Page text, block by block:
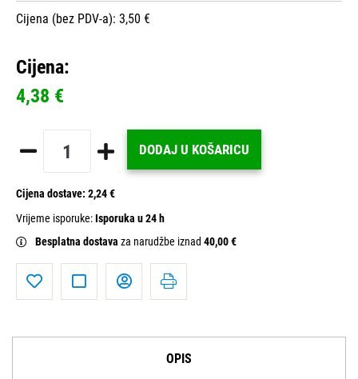
Cijena (bez PDV-a): 3,50 €
Cijena:
4,38 €
DODAJ U KOŠARICU
Cijena dostave: 2,24 €
Vrijeme isporuke:Isporuka u 24 h
Besplatna dostava za narudžbe iznad 40,00 €
OPIS